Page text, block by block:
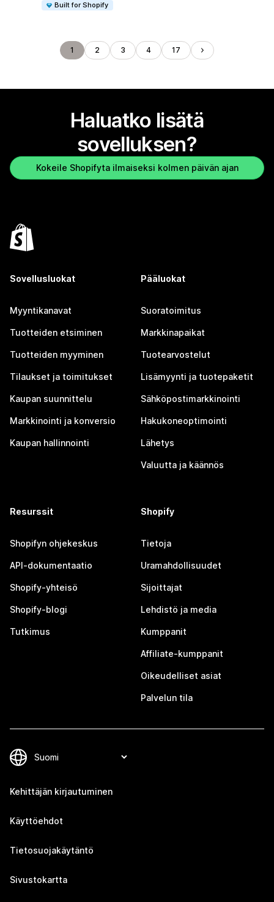
Built for Shopify
1 2 3 4 17
Haluatko lisätä
sovelluksen?
Kokeile Shopifyta ilmaiseksi kolmen päivän ajan
Sovellusluokat
Myyntikanavat
Tuotteiden etsiminen
Tuotteiden myyminen
Tilaukset ja toimitukset
Kaupan suunnittelu
Markkinointi ja konversio
Kaupan hallinnointi
Pääluokat
Suoratoimitus
Markkinapaikat
Tuotearvostelut
Lisämyynti ja tuotepaketit
Sähköpostimarkkinointi
Hakukoneoptimointi
Lähetys
Valuutta ja käännös
Resurssit
Shopifyn ohjekeskus
API-dokumentaatio
Shopify-yhteisö
Shopify-blogi
Tutkimus
Shopify
Tietoja
Uramahdollisuudet
Sijoittajat
Lehdistö ja media
Kumppanit
Affiliate-kumppanit
Oikeudelliset asiat
Palvelun tila
Kehittäjän kirjautuminen
Käyttöehdot
Tietosuojakäytäntö
Sivustokartta